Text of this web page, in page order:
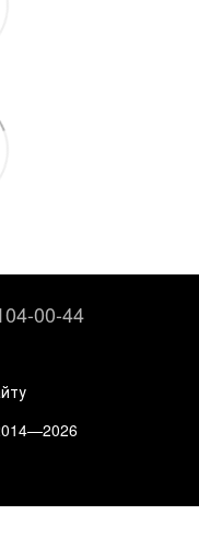
00-44